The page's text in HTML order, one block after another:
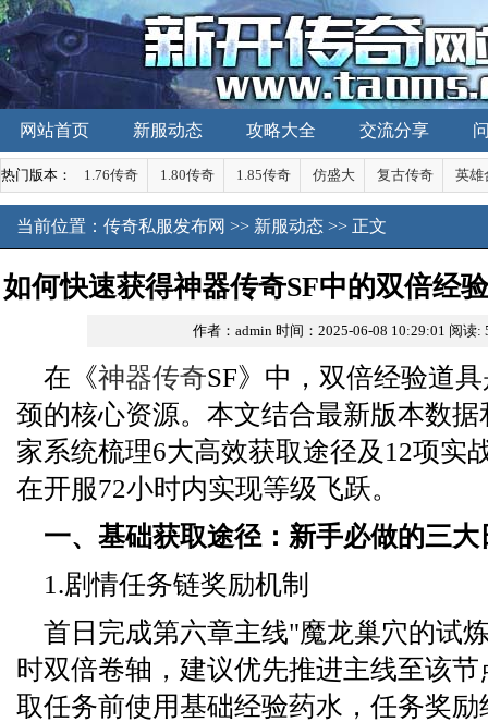
网站首页 新服动态 攻略大全 交流分享
热门版本： 1.76传奇 1.80传奇 1.85传奇 仿盛大 复古传奇 英雄
当前位置： 传奇私服发布网 >> 新服动态 >> 正文
如何快速获得神器传奇SF中的双倍经
技巧
作者：admin 时间：2025-06-08 10:29:01 阅读:
在《神器传奇SF》中，双倍经验道
颈的核心资源。本文结合最新版本数
家系统梳理6大高效获取途径及12项实
在开服72小时内实现等级飞跃。
一、基础获取途径：新手必做的三大
1.剧情任务链奖励机制
首日完成第六章主线"魔龙巢穴的试
时双倍卷轴，建议优先推进主线至该
取任务前使用基础经验药水，任务奖